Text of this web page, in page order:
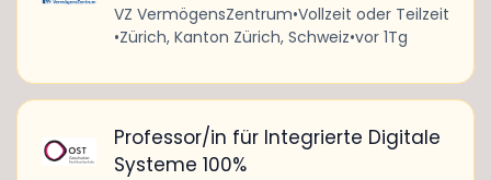
VZ VermögensZentrum•Vollzeit oder Teilzeit
•Zürich, Kanton Zürich, Schweiz•vor 1Tg
Professor/in für Integrierte Digitale
Systeme 100%